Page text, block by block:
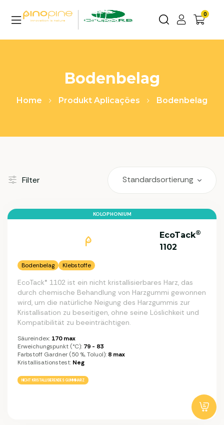
0
Bodenbelag
Home Produkt Aplicações Bodenbelag
Filter
KOLOPHONIUM
EcoTack®
1102
Bodenbelag Klebstoffe
EcoTack® 1102 ist ein nicht kristallisierbares Harz, das
durch chemische Behandlung von Harzgummi gewonnen
wird, um die natürliche Neigung des Harzgummis zur
Kristallisation zu beseitigen, ohne seine Löslichkeit und
Kompatibilität zu beeinträchtigen.
Säureindex: 170 max
Erweichungspunkt (°C): 79 - 83
Farbstoff Gardner (50 %, Toluol): 8 max
Kristallisationstest: Neg
NICHT KRISTALLISIERENDES GUMMIHARZ